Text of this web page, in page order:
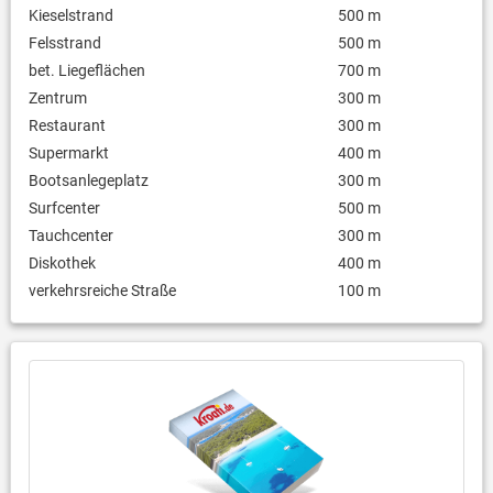
Kieselstrand
500 m
Felsstrand
500 m
bet. Liegeflächen
700 m
Zentrum
300 m
Restaurant
300 m
Supermarkt
400 m
Bootsanlegeplatz
300 m
Surfcenter
500 m
Tauchcenter
300 m
Diskothek
400 m
verkehrsreiche Straße
100 m